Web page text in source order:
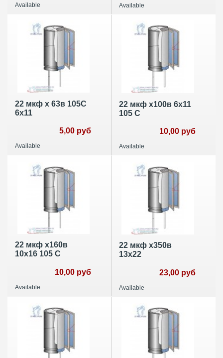
Available Available
22 мкф х 63в 105С
6х11
5,00 руб
Available
22 мкф х100в 6х11
105 С
10,00 руб
Available
22 мкф х160в
10х16 105 С
10,00 руб
Available
22 мкф х350в
13х22
23,00 руб
Available